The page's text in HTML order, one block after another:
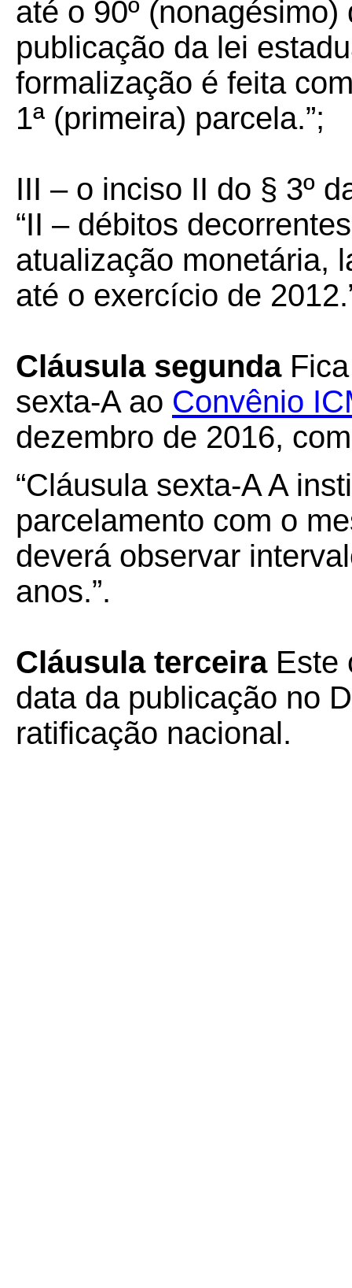
até o 90º
publicação da lei
formalização é feita
1ª (primeira) parcela.”;
III – o inciso II do § 3º
“II – débitos
atualização monetária,
até o exercício de
Cláusula segundaFica
sexta-A ao Convênio
dezembro de 2016,
“Cláusula sexta-A A
parcelamento com o
deverá observar
anos.”.
Cláusula terceiraEste
data da publicação no
ratificação nacional.